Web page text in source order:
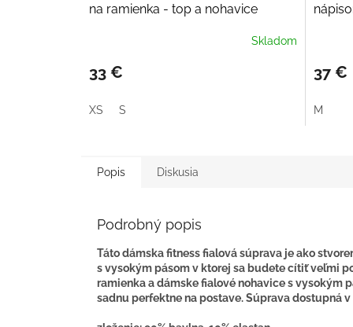
na ramienka - top a nohavice
Skladom
33 €
XS S
37 €
M
Popis Diskusia
Podrobný popis
Táto dámska fitness fialová súprava je ako
s vysokým pásom v ktorej sa budete cítiť veľmi
ramienka a dámske fialové nohavice s vysokým
sadnu perfektne na postave. Súprava dostupná v